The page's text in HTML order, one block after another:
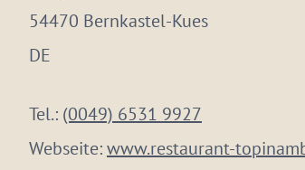
54470 Bernkastel-Kues
DE
Tel.: (0049) 6531 9927
Webseite:www.restaurant-